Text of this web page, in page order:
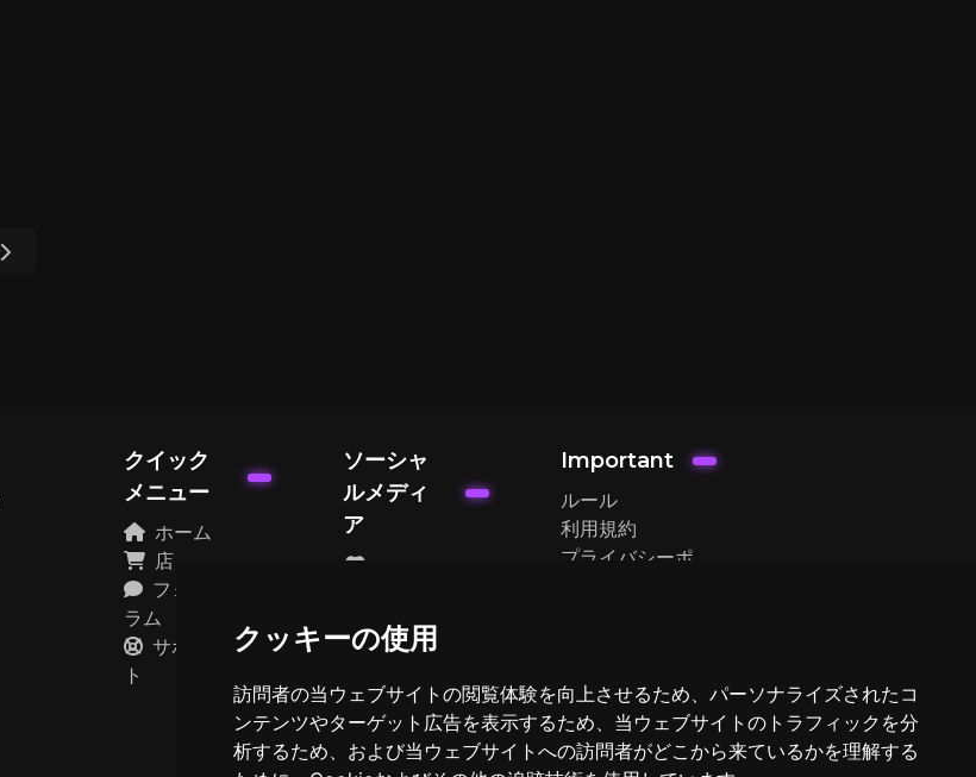
クッキーの使用
訪問者の当ウェブサイトの閲覧体験を向上させるため、パーソナライズされたコ
ンテンツやターゲット広告を表示するため、当ウェブサイトのトラフィックを分
析するため、および当ウェブサイトへの訪問者がどこから来ているかを理解する
クイック
メニュー
ホーム
店
フォー
ラム
サポー
ト
ソーシャ
ルメディ
ア
Instagram
TikTok
YouTube
Important
ルール
利用規約
プライバシーポ